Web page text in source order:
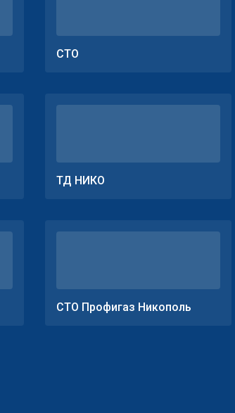
СТО
ТД НИКО
СТО Профигаз Никополь